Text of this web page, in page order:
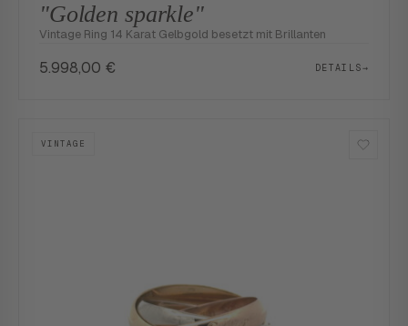
"Golden sparkle"
Vintage Ring 14 Karat Gelbgold besetzt mit Brillanten
5.998,00 € DETAILS→
VINTAGE